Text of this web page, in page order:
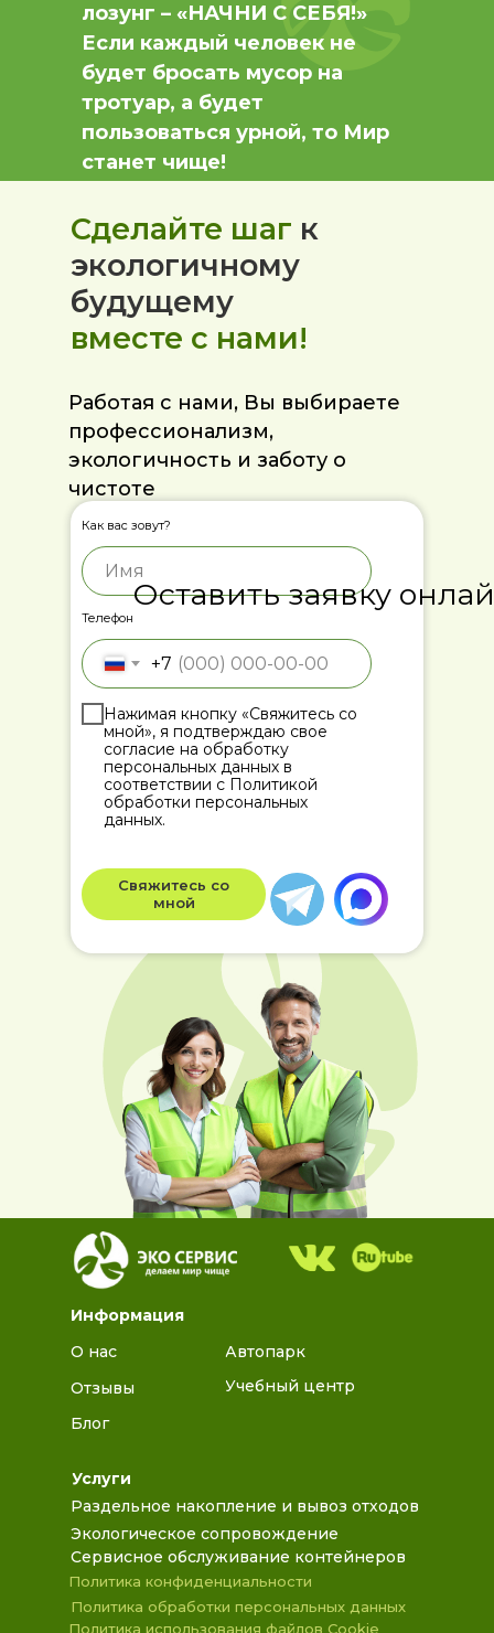
лозунг – «НАЧНИ С СЕБЯ!»
Если каждый человек не
будет бросать мусор на
тротуар, а будет
пользоваться урной, то Мир
станет чище!
Сделайте шаг к
экологичному
будущему
вместе с нами!
Как вас зовут?
Телефон
+7
Нажимая кнопку «Свяжитесь со
мной», я подтверждаю свое
согласие на обработку
персональных данных в
соответствии с Политикой
обработки персональных
данных.
Свяжитесь со
мной
Работая с нами, Вы выбираете
профессионализм,
экологичность и заботу о
чистоте
Оставить заявку
Услуги
Раздельное накопление и вывоз отходов
Экологическое сопровождение
Информация
Отзывы
О нас
Автопарк
Учебный центр
Блог
Политика использования файлов Cookie
Политика обработки персональных данных
Политика конфиденциальности
Сервисное обслуживание контейнеров